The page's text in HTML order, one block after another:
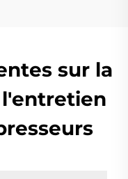
sur la